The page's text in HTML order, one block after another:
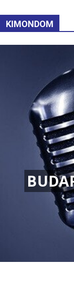
KIMONDOM